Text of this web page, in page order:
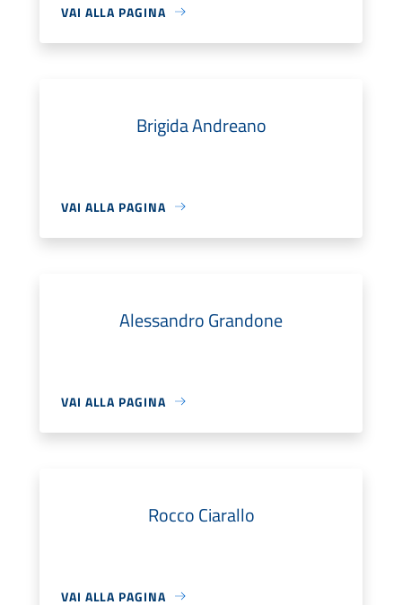
VAI ALLA PAGINA
Brigida Andreano
VAI ALLA PAGINA
Alessandro Grandone
VAI ALLA PAGINA
Rocco Ciarallo
VAI ALLA PAGINA